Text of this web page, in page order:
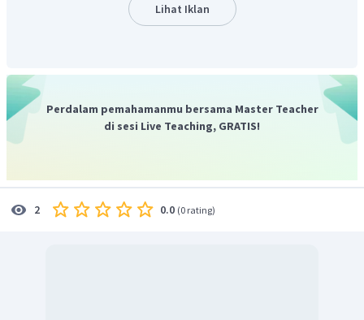
Lihat Iklan
Perdalam pemahamanmu bersama Master Teacher
di sesi Live Teaching, GRATIS!
2 0.0 (0 rating)